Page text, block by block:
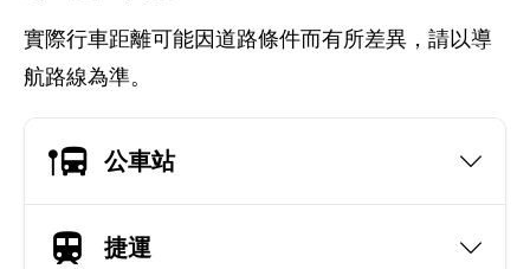
實際行車距離可能因道路條件而有所差異，請以導
航路線為準。
公車站
捷運